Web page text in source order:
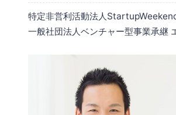
特定非営利活動法人
一般社団法人ベンチャー型事業承継